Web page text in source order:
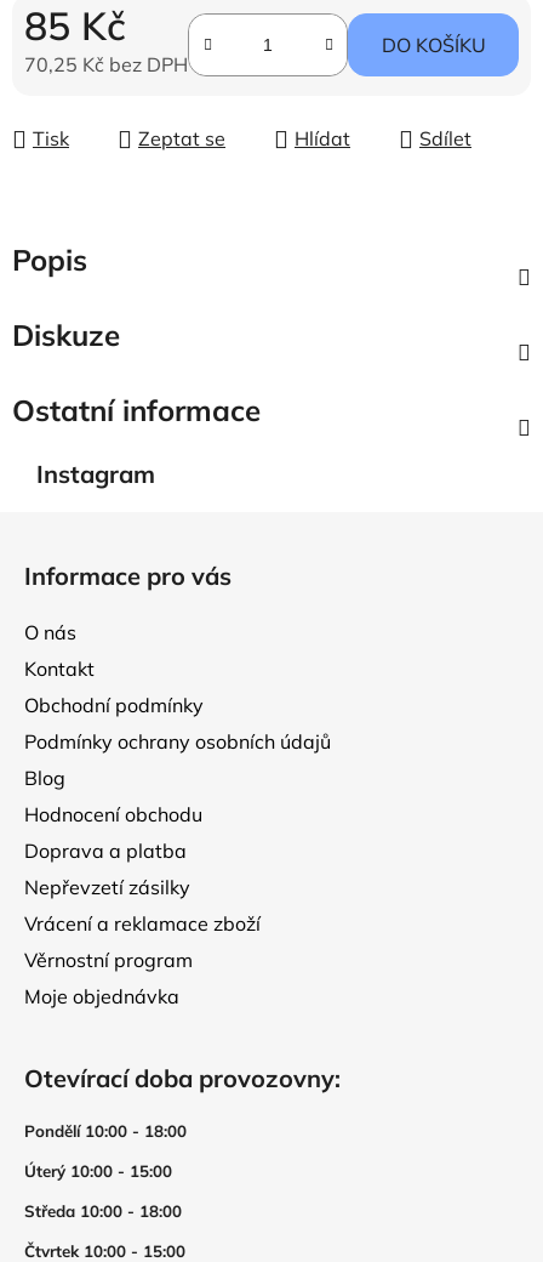
85 Kč
70,25 Kč bez DPH
DO KOŠÍKU
Tisk Zeptat se Hlídat Sdílet
Popis
Diskuze
Ostatní informace
Instagram
Informace pro vás
O nás
Kontakt
Obchodní podmínky
Podmínky ochrany osobních údajů
Blog
Hodnocení obchodu
Doprava a platba
Nepřevzetí zásilky
Vrácení a reklamace zboží
Věrnostní program
Moje objednávka
Otevírací doba provozovny:
Pondělí 10:00 - 18:00
Úterý 10:00 - 15:00
Středa 10:00 - 18:00
Čtvrtek 10:00 - 15:00